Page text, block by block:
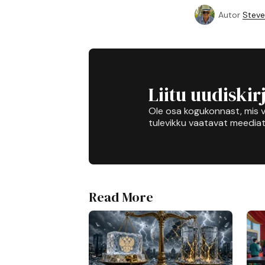
Autor
Liitu
Ole osa kogukonnast,
tulevikku vaatavat
Read More